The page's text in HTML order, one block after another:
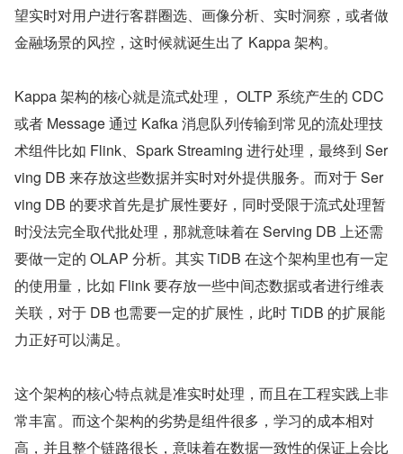
望实时对用户进行客群圈选、画像分析、实时洞察，或者做
金融场景的风控，这时候就诞生出了 Kappa 架构。
Kappa 架构的核心就是流式处理， OLTP 系统产生的 CDC
或者 Message 通过 Kafka 消息队列传输到常见的流处理技
术组件比如 Flink、Spark Streaming 进行处理，最终到 Ser
ving DB 来存放这些数据并实时对外提供服务。而对于 Ser
ving DB 的要求首先是扩展性要好，同时受限于流式处理暂
时没法完全取代批处理，那就意味着在 Serving DB 上还需
要做一定的 OLAP 分析。其实 TiDB 在这个架构里也有一定
的使用量，比如 Flink 要存放一些中间态数据或者进行维表
关联，对于 DB 也需要一定的扩展性，此时 TiDB 的扩展能
力正好可以满足。
这个架构的核心特点就是准实时处理，而且在工程实践上非
常丰富。而这个架构的劣势是组件很多，学习的成本相对
高，并且整个链路很长，意味着在数据一致性的保证上会比